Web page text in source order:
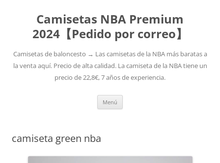
Camisetas NBA Premium
2024【Pedido por correo】
Camisetas de baloncesto → Las camisetas de la NBA más baratas a
la venta aquí. Precio de alta calidad. La camiseta de la NBA tiene un
precio de 22,8€, 7 años de experiencia.
Menú
camiseta green nba